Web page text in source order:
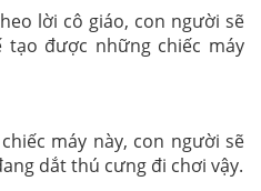
lời cô giáo, con người sẽ
tạo được những chiếc máy
máy này, con người sẽ
dắt thú cưng đi chơi vậy.